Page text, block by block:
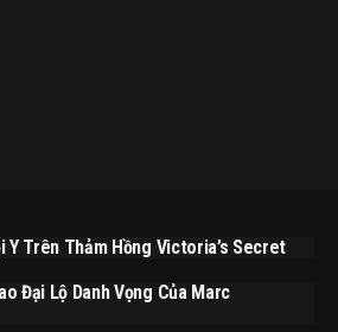
Y Trên Thảm Hồng Victoria’s Secret
Đại Lộ Danh Vọng Của Marc